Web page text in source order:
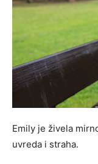
Emily je živela
uvreda i straha.